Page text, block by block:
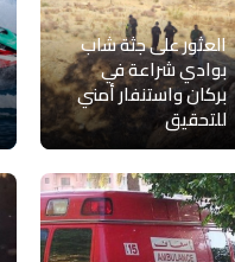
العثور على جثة شاب
بوادي شراعة في
بركان واستنفار أمني
للتحقيق